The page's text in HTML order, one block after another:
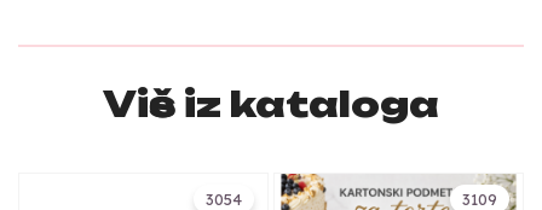
Više iz kataloga
3054 3109